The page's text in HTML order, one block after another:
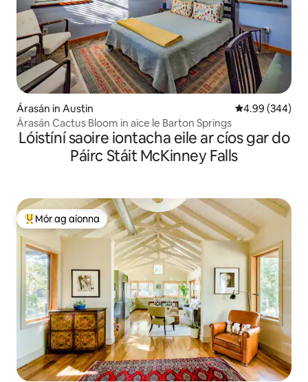
Árasán in Austin Meánrátáil
4.99 (344)
Árasán Cactus Bloom in aice le Barton Springs
Lóistíní saoire iontacha eile ar cíos gar do
Páirc Stáit McKinney Falls
An-mhór ag aíonna
Mór ag aíonna